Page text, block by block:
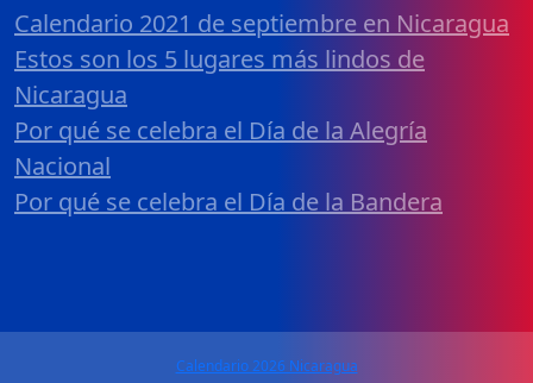
Calendario 2021 de septiembre en Nicaragua
Estos son los 5 lugares más lindos de
Nicaragua
Por qué se celebra el Día de la Alegría
Nacional
Por qué se celebra el Día de la Bandera
Calendario 2026 Nicaragua